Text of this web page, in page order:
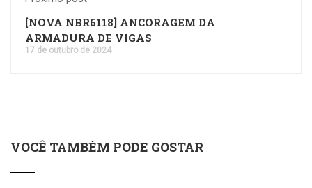
[NOVA NBR6118] ANCORAGEM DA
ARMADURA DE VIGAS
17 de outubro de 2024
VOCÊ TAMBÉM PODE GOSTAR